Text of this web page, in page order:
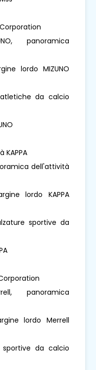
Corporation
panoramica
lordo MIZUNO
da calcio
KAPPA
dell'attività
lordo KAPPA
sportive da
panoramica
lordo Merrell
sportive da calcio